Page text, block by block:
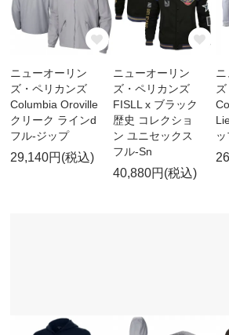
ニューオーリン
ズ・ペリカンズ
Columbia Oroville
クリーク ラインd
フル-ジップ
29,140円(税込)
ニューオーリン
ズ・ペリカンズ
FISLL x ブラック
歴史 コレクショ
ン ユニセックス
フル-Sn
40,880円(税込)